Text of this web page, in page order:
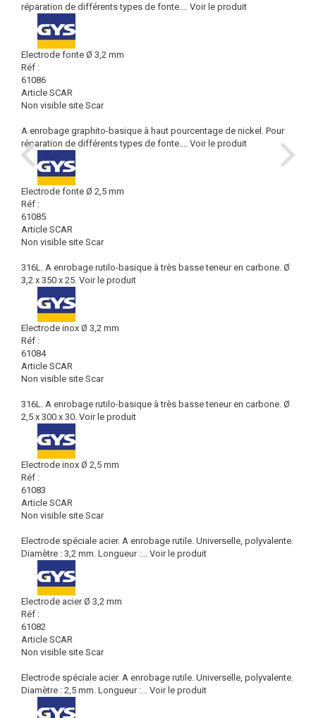
réparation de différents types de fonte.... Voir le produit
Electrode fonte Ø 3,2 mm
Réf :
61086
Article SCAR
Non visible site Scar
A enrobage graphito-basique à haut pourcentage de nickel. Pour
réparation de différents types de fonte.... Voir le produit
Electrode fonte Ø 2,5 mm
Réf :
61085
Article SCAR
Non visible site Scar
316L. A enrobage rutilo-basique à très basse teneur en carbone. Ø
3,2 x 350 x 25. Voir le produit
Electrode inox Ø 3,2 mm
Réf :
61084
Article SCAR
Non visible site Scar
316L. A enrobage rutilo-basique à très basse teneur en carbone. Ø
2,5 x 300 x 30. Voir le produit
Electrode inox Ø 2,5 mm
Réf :
61083
Article SCAR
Non visible site Scar
Electrode spéciale acier. A enrobage rutile. Universelle, polyvalente.
Diamètre : 3,2 mm. Longueur :... Voir le produit
Electrode acier Ø 3,2 mm
Réf :
61082
Article SCAR
Non visible site Scar
Electrode spéciale acier. A enrobage rutile. Universelle, polyvalente.
Diamètre : 2,5 mm. Longueur :... Voir le produit